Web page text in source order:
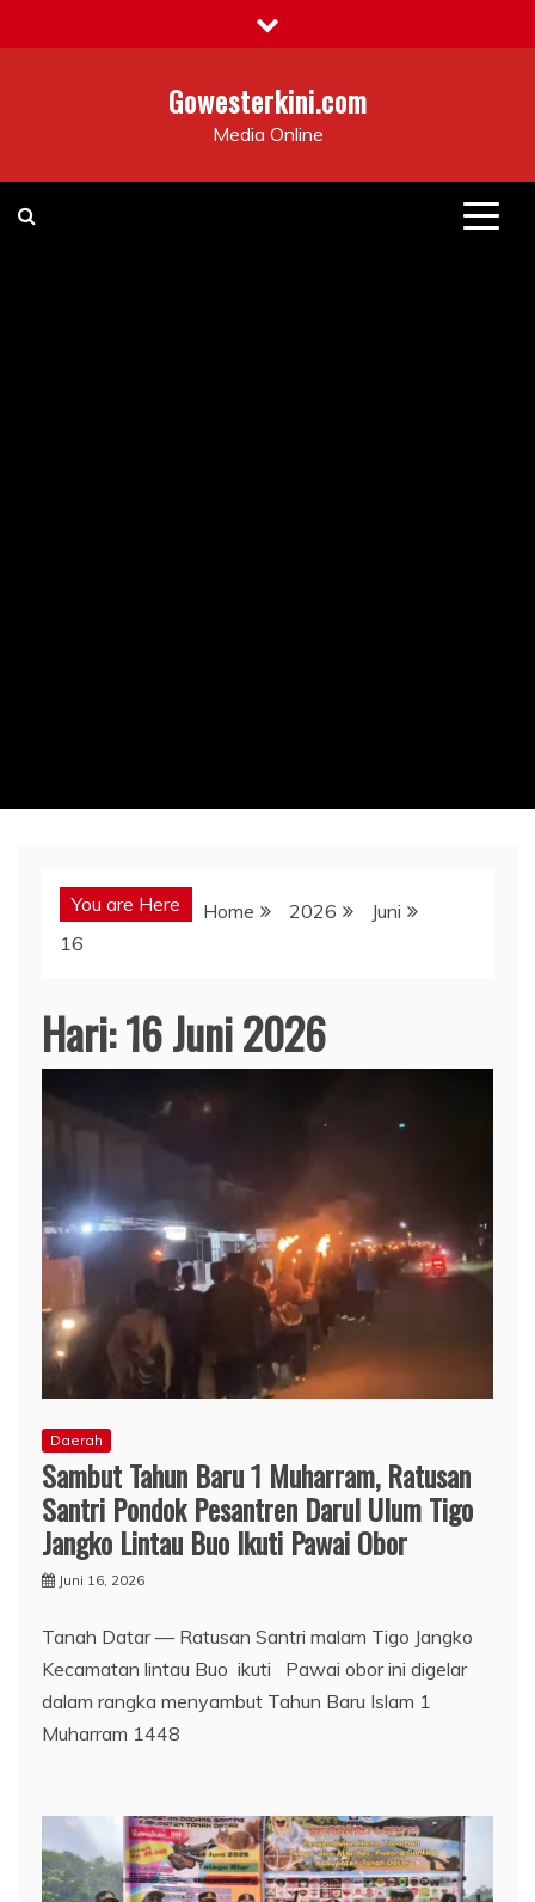
to
Gowesterkini.com
Media Online
You are Here Home 2026
Juni
16
Hari:16 Juni 2026
Daerah
Sambut Tahun Baru 1 Muharram, Ratusan
Santri Pondok Pesantren Darul Ulum Tigo
Jangko Lintau Buo Ikuti Pawai Obor
Juni 16, 2026
Tanah Datar — Ratusan Santri malam Tigo Jangko
Kecamatan lintau Buo ikuti Pawai obor ini digelar
dalam rangka menyambut Tahun Baru Islam 1
Muharram 1448